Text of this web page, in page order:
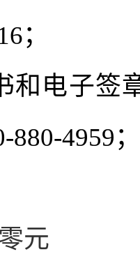
；
和电子签
880-4959
元